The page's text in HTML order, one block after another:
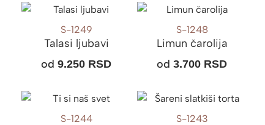
S-1249
Talasi ljubavi
od9.250 RSD
S-1248
Limun čarolija
od3.700 RSD
S-1244 S-1243